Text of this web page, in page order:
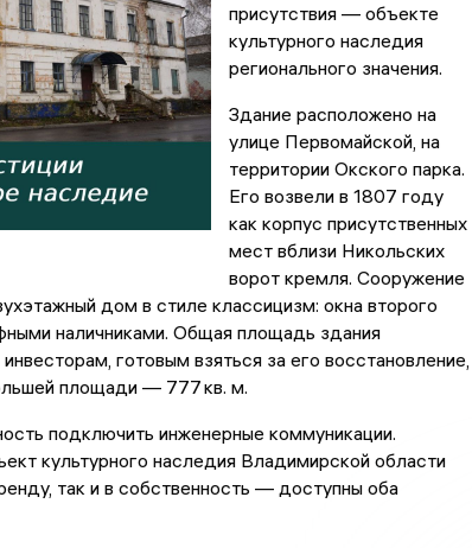
присутствия — объекте
культурного наследия
регионального значения.
Здание расположено на
улице Первомайской, на
территории Окского парка.
Его возвели в 1807 году
как корпус присутственных
мест вблизи Никольских
ворот кремля. Сооружение
дом в стиле классицизм: окна второго
наличниками. Общая площадь здания
готовым взяться за его восстановление,
площади — 777 кв. м.
подключить инженерные коммуникации.
культурного наследия Владимирской области
так и в собственность — доступны оба